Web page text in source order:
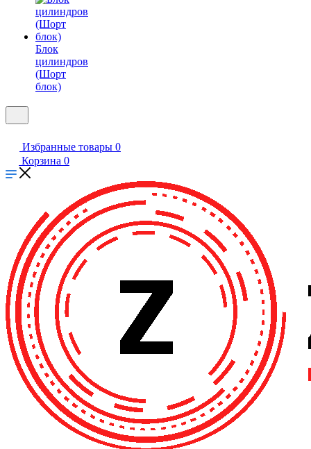
Блок
цилиндров
(Шорт
блок)
Избранные товары 0
Корзина 0